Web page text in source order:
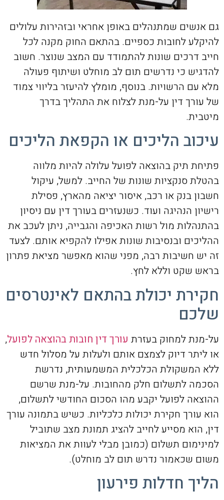
גם אנשים שמתנהלים באופן אחראי ובזהירות עלולים
להיקלע לחובות כספיים. בהתאם החוק מקנה לכל
חייב דרכים שונות להתמודד עם המצב שנוצר. חשוב
להדגיש כי נדרשים תום לב מוחלט ושיתוף פעולה
מלא עם הרשויות. בנוסף, מומלץ להיעזר בליווי צמוד
של עורך דין על-מנת לצלוח את התהליך בדרך
מיטבית.
עיכוב הליכים או הקפאת הליכים
פתיחת תיק בהוצאה לפועל עלולה להיות מלווה
בהטלת סנקציות שונות של החייב. למשל, עיקול
חשבון בנק או רכב, איסור יציאה מהארץ, פסילת
רישיון הנהיגה ועוד. כשנעזרים בעורך דין עם ניסיון
בהתנהלות מול רשות האכיפה והגבייה, ניתן לעכב את
ההליכים ובנסיבות שונות אפילו להקפיא אותם. לצעד
זה יש חשיבות רבה, מפני שהוא מאפשר מציאת פתרון
בראש שקט וללא לחץ.
חקירת יכולת בהתאם לאינטרסים
שלכם
על-מנת למחוק בעזרת עורך דין חובות בהוצאה לפועל,
או ליתר דיוק לצמצם אותם ולעלות על מסלול חדש
ללא המשקולת הכלכלית המשמעותית, נדרשת
הסכמה לתשלום חלק מהחובות. על-מנת שרשם
ההוצאה לפועל יקבע מהו הסכום החודשי לתשלום,
הוא עורך חקירת יכולות כלכליות. כשיש בתמונה עורך
דין, הוא מסייע לחייב להציג תמונת מצב שתוביל
למינימום תשלום (כמובן מבלי לעוות את המציאות
משום שכאמור נדרש תום לב מוחלט).
הליך חדלות פירעון